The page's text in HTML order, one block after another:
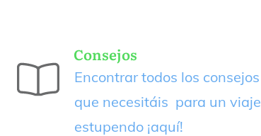
Consejos
Encontrar todos los consejos
que necesitáis para un viaje
estupendo ¡aquí!